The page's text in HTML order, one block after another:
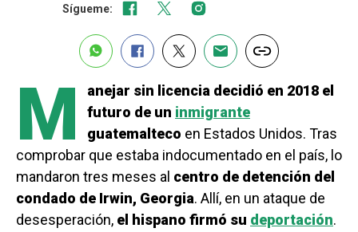
Sígueme:
M
anejar sin licencia decidió en 2018 el
futuro de un inmigrante
guatemalteco en Estados Unidos. Tras
comprobar que estaba indocumentado en el país, lo
mandaron tres meses al centro de detención del
condado de Irwin, Georgia. Allí, en un ataque de
desesperación, el hispano firmó su deportación.